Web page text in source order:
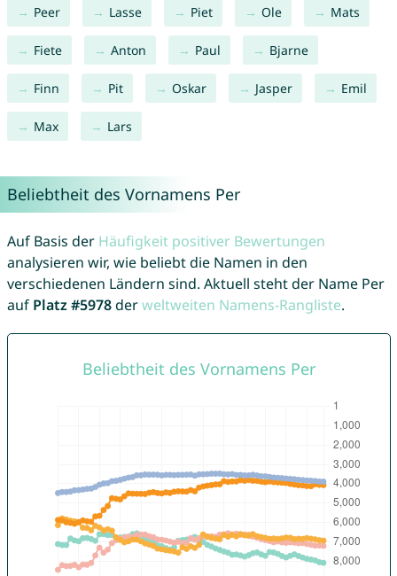
Peer Lasse Piet Ole Mats
Fiete Anton Paul Bjarne
Finn Pit Oskar Jasper Emil
Max Lars
Beliebtheit des Vornamens Per
Auf Basis der Häufigkeit positiver Bewertungen
analysieren wir, wie beliebt die Namen in den
verschiedenen Ländern sind. Aktuell steht der Name Per
auf Platz #5978derweltweiten Namens-Rangliste.